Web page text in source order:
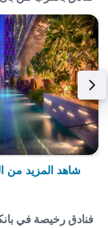
شاهد المزيد من
فنادق رخيصة في